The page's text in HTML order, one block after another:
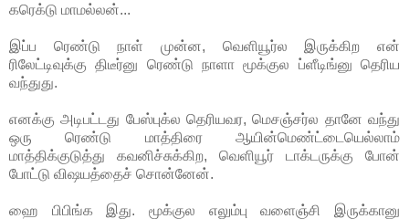
கரெக்டு மாமல்லன்...
இப்ப ரெண்டு நாள் முன்ன, வெளியூர்ல இருக்கிற என்
ரிலேட்டிவுக்கு திடீர்னு ரெண்டு நாளா மூக்குல ப்ளீடிங்னு தெரிய
வந்துது.
எனக்கு அடிபட்டது பேஸ்புக்ல தெரியவர, மெசஞ்சர்ல தானே வந்து
ஒரு ரெண்டு மாத்திரை ஆயின்மெண்ட்டையெல்லாம்
மாத்திக்குடுத்து கவனிச்சுக்கிற, வெளியூர் டாக்டருக்கு போன்
போட்டு விஷயத்தைச் சொன்னேன்.
ஹை பிபிங்க இது. மூக்குல எலும்பு வளைஞ்சி இருக்கானு